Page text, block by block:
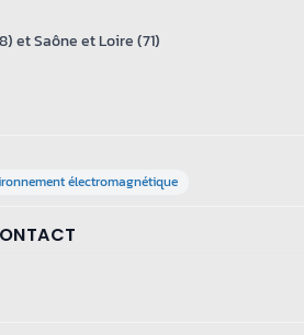
et Saône et Loire (71)
électromagnétique